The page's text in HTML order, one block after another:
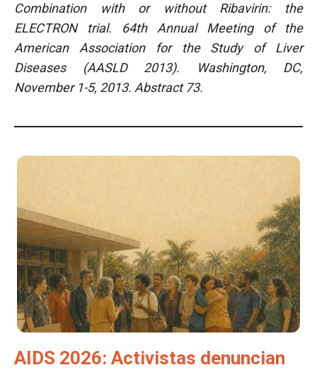
Combination with or without Ribavirin: the
ELECTRON trial. 64th Annual Meeting of the
American Association for the Study of Liver
Diseases (AASLD 2013). Washington, DC,
November 1-5, 2013. Abstract 73.
AIDS 2026: Activistas denuncian